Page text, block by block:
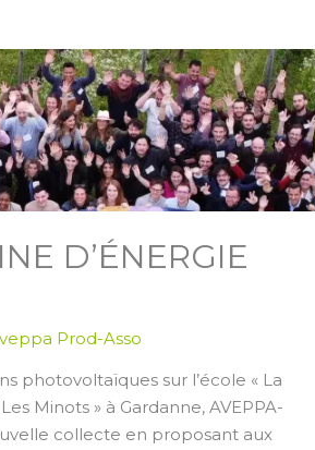
D’ÉNERGIE
Prod-Asso
photovoltaïques sur l’école « La
Minots » à Gardanne, AVEPPA-
collecte en proposant aux